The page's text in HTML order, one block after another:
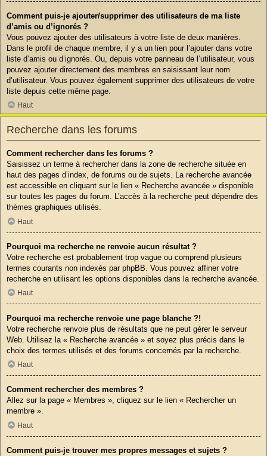
Comment puis-je ajouter/supprimer des utilisateurs de ma liste
d’amis ou d’ignorés ?
Vous pouvez ajouter des utilisateurs à votre liste de deux manières.
Dans le profil de chaque membre, il y a un lien pour l’ajouter dans votre
liste d’amis ou d’ignorés. Ou, depuis votre panneau de l’utilisateur, vous
pouvez ajouter directement des membres en saisissant leur nom
d’utilisateur. Vous pouvez également supprimer des utilisateurs de votre
liste depuis cette même page.
Haut
Recherche dans les forums
Comment rechercher dans les forums ?
Saisissez un terme à rechercher dans la zone de recherche située en
haut des pages d’index, de forums ou de sujets. La recherche avancée
est accessible en cliquant sur le lien « Recherche avancée » disponible
sur toutes les pages du forum. L’accès à la recherche peut dépendre des
thèmes graphiques utilisés.
Haut
Pourquoi ma recherche ne renvoie aucun résultat ?
Votre recherche est probablement trop vague ou comprend plusieurs
termes courants non indexés par phpBB. Vous pouvez affiner votre
recherche en utilisant les options disponibles dans la recherche avancée.
Haut
Pourquoi ma recherche renvoie une page blanche ?!
Votre recherche renvoie plus de résultats que ne peut gérer le serveur
Web. Utilisez la « Recherche avancée » et soyez plus précis dans le
choix des termes utilisés et des forums concernés par la recherche.
Haut
Comment rechercher des membres ?
Allez sur la page « Membres », cliquez sur le lien « Rechercher un
membre ».
Haut
Comment puis-je trouver mes propres messages et sujets ?